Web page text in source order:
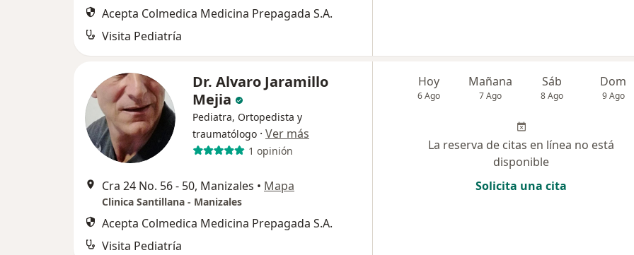
Acepta Colmedica Medicina Prepagada S.A.
Visita Pediatría
Dr. Alvaro Jaramillo
Mejia
Pediatra, Ortopedista y
traumatólogo · Ver más
1 opinión
Cra 24 No. 56 - 50, Manizales • Mapa
Clinica Santillana - Manizales
Acepta Colmedica Medicina Prepagada S.A.
Visita Pediatría
Hoy
6 Ago
Mañana
7 Ago
Sáb
8 Ago
Dom
9 Ago
La reserva de citas en línea no está
disponible
Solicita una cita